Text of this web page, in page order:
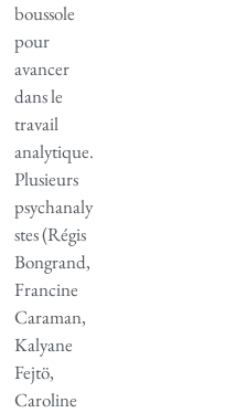
boussole
pour
avancer
dans le
travail
analytique.
Plusieurs
psychanaly
stes (Régis
Bongrand,
Francine
Caraman,
Kalyane
Fejtö,
Caroline